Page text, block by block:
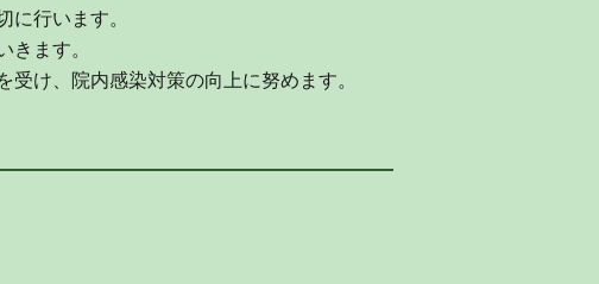
行います。
きます。
け、院内感染対策の向上に努めます。